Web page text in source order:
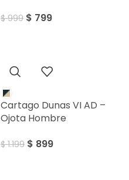
$999 $ 799
Cartago Dunas VI AD –
Ojota Hombre
$1.199 $ 899